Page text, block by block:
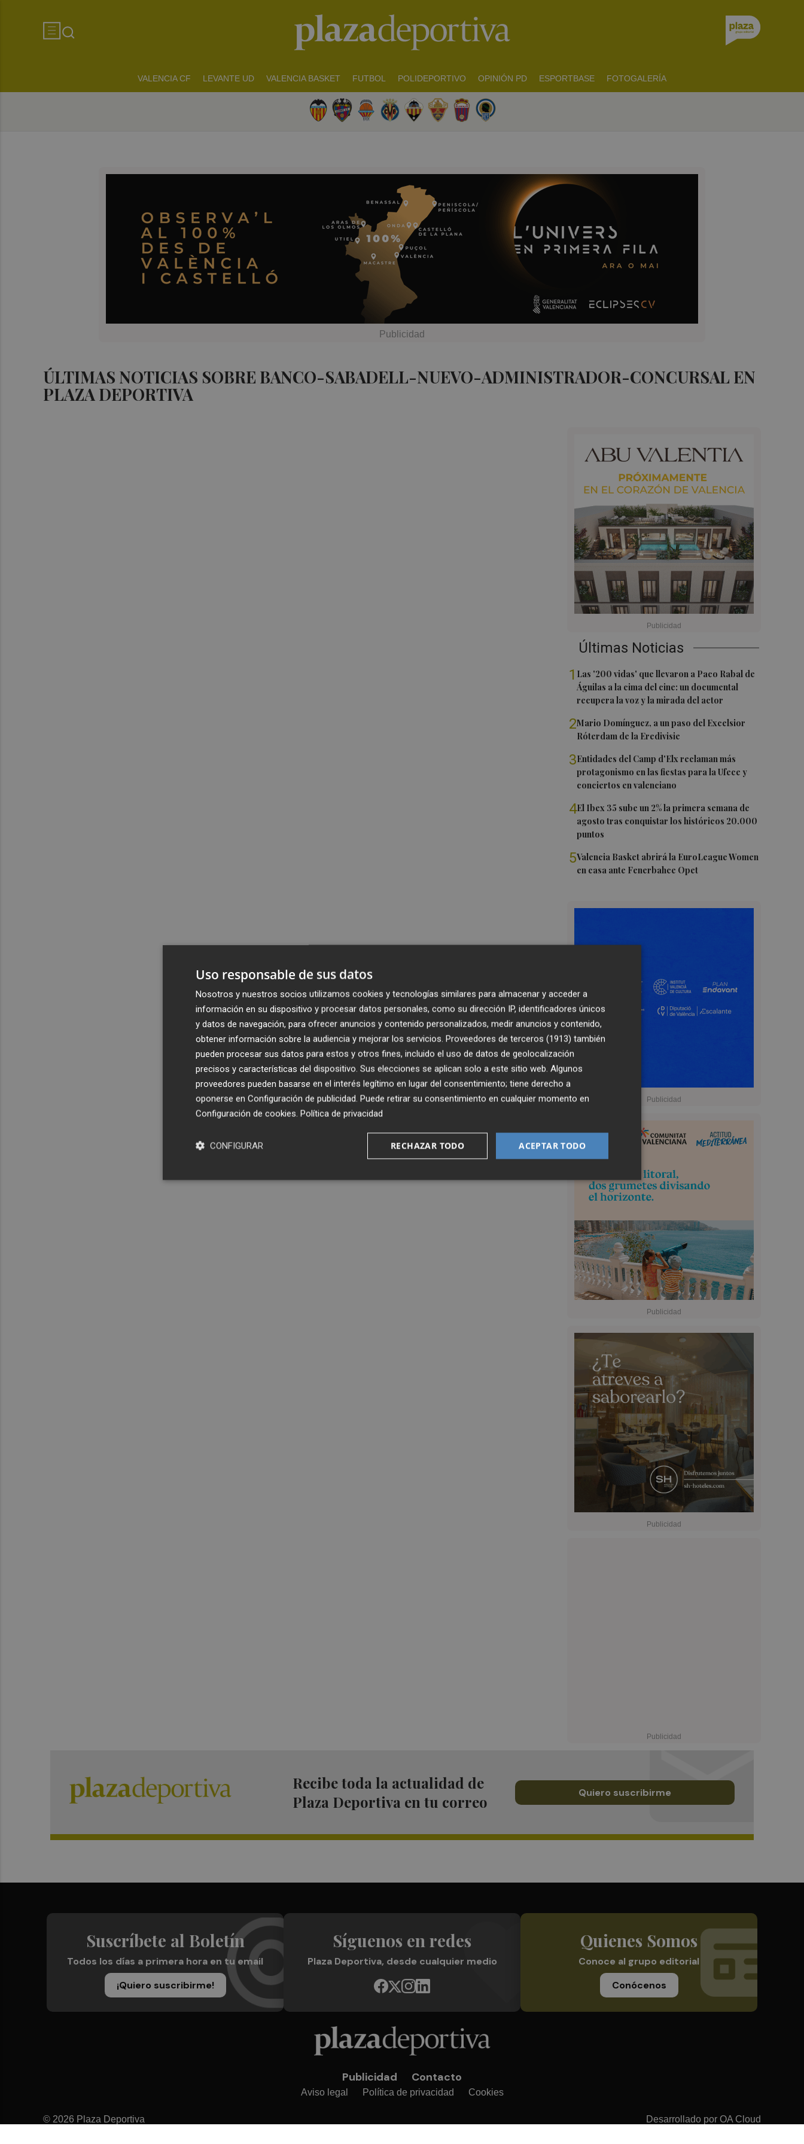
VALENCIA CF LEVANTE UD VALENCIA BASKET FUTBOL POLIDEPORTIVO OPINIÓN PD ESPORTBASE FOTOGALERÍA
ÚLTIMAS NOTICIAS SOBRE BANCO-SABADELL-NUEVO-ADMINISTRADOR-CONCURSAL EN
PLAZA DEPORTIVA
Últimas Noticias
1 Las '200 vidas' que llevaron a Paco Rabal de
Águilas a la cima del cine: un documental
recupera la voz y la mirada del actor
2Mario Domínguez, a un paso del Excelsior
Róterdam de la Eredivisie
3Entidades del Camp d'Elx reclaman más
protagonismo en las fiestas para la Ufece y
conciertos en valenciano
4El Ibex 35 sube un 2% la primera semana de
agosto tras conquistar los históricos 20.000
puntos
5Valencia Basket abrirá la EuroLeague Women
en casa ante Fenerbahce Opet
Recibe toda la actualidad de
Plaza Deportiva en tu correo
Quiero suscribirme
Suscríbete al Boletín
Todos los días a primera hora en tu email
¡Quiero suscribirme!
Síguenos en redes
Plaza Deportiva, desde cualquier medio
Quienes Somos
Conoce al grupo editorial
Conócenos
Publicidad Contacto
Aviso legal Política de privacidad Cookies
© 2026 Plaza Deportiva Desarrollado por OA Cloud
Uso responsable de sus datos
Nosotros y nuestros socios utilizamos cookies y tecnologías similares para almacenar y acceder a
información en su dispositivo y procesar datos personales, como su dirección IP, identificadores únicos
y datos de navegación, para ofrecer anuncios y contenido personalizados, medir anuncios y contenido,
obtener información sobre la audiencia y mejorar los servicios. Proveedores de terceros (1913) también
pueden procesar sus datos para estos y otros fines, incluido el uso de datos de geolocalización
precisos y características del dispositivo. Sus elecciones se aplican solo a este sitio web. Algunos
proveedores pueden basarse en el interés legítimo en lugar del consentimiento; tiene derecho a
oponerse en Configuración de publicidad. Puede retirar su consentimiento en cualquier momento en
Configuración de cookies. Política de privacidad
ACEPTAR TODO
RECHAZAR TODO
CONFIGURAR